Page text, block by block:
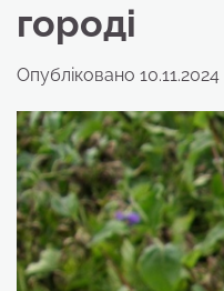
городі
Опубліковано 10.11.2024